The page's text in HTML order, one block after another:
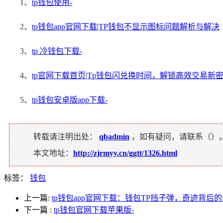
1、 tp钱包使用-
2、 tp钱包app官网下载|TP钱包不显示图标问题解析与解决
3、 tp 冷钱包下载-
4、 tp官网下载首页|Tp钱包闪兑换时间，解锁高效交易新
5、 tp钱包安卓版app下载-
转载请注明出处： qbadmin ，如有疑问，请联系（）。
本文地址： http://zjrmyy.cn/ggtt/1326.html
标签： 钱包
上一篇: tp钱包app官网下载：钱包TP挡子弹，奇迹背后
下一篇 : tp钱包官网下载苹果版-